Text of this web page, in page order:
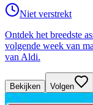
Niet verstrekt
Ontdek het breedste
volgende week van
van Aldi.
Bekijken Volgen